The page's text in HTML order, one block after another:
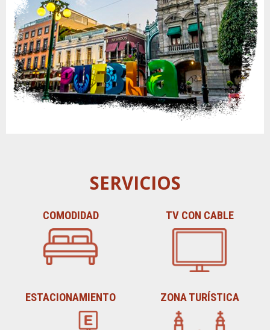
SERVICIOS
COMODIDAD TV CON CABLE
ESTACIONAMIENTO ZONA TURÍSTICA